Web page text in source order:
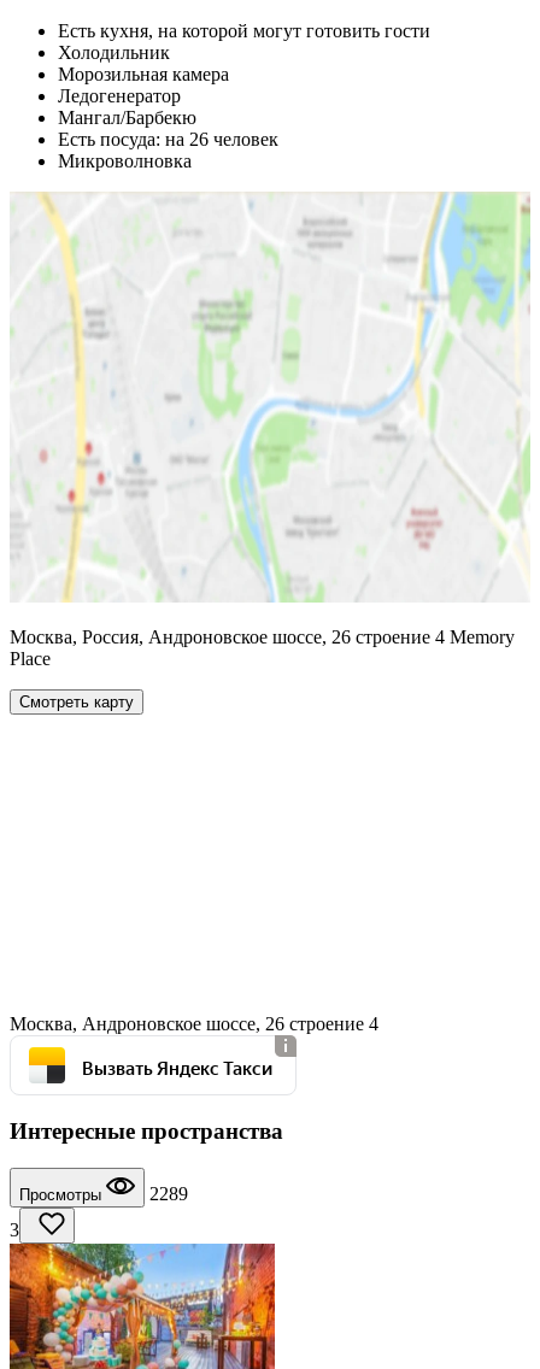
Есть кухня, на которой могут готовить гости
Холодильник
Морозильная камера
Ледогенератор
Мангал/Барбекю
Есть посуда: на 26 человек
Микроволновка
Москва, Россия, Андроновское шоссе, 26 строение 4 Memory
Place
Смотреть карту
Москва, Андроновское шоссе, 26 строение 4
Вызвать Яндекс Такси
Интересные пространства
Просмотры
2289
3